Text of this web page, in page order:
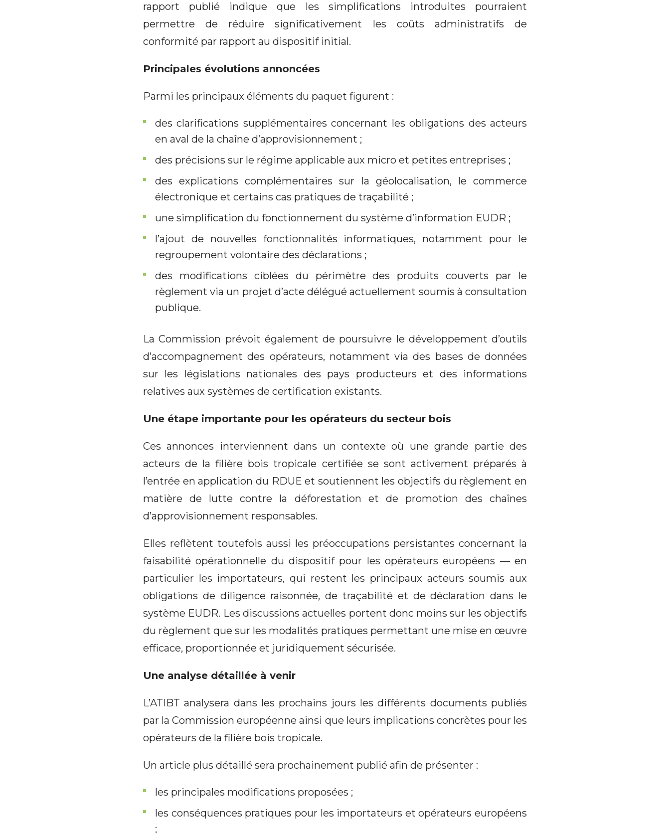
rapport publié indique que les simplifications introduites pourraient
permettre de réduire significativement les coûts administratifs de
conformité par rapport au dispositif initial.
Principales évolutions annoncées
Parmi les principaux éléments du paquet figurent :
des clarifications supplémentaires concernant les obligations des acteurs
en aval de la chaîne d’approvisionnement ;
des précisions sur le régime applicable aux micro et petites entreprises ;
des explications complémentaires sur la géolocalisation, le commerce
électronique et certains cas pratiques de traçabilité ;
une simplification du fonctionnement du système d’information EUDR ;
l’ajout de nouvelles fonctionnalités informatiques, notamment pour le
regroupement volontaire des déclarations ;
des modifications ciblées du périmètre des produits couverts par le
règlement via un projet d’acte délégué actuellement soumis à consultation
publique.
La Commission prévoit également de poursuivre le développement d’outils
d’accompagnement des opérateurs, notamment via des bases de données
sur les législations nationales des pays producteurs et des informations
relatives aux systèmes de certification existants.
Une étape importante pour les opérateurs du secteur bois
Ces annonces interviennent dans un contexte où une grande partie des
acteurs de la filière bois tropicale certifiée se sont activement préparés à
l’entrée en application du RDUE et soutiennent les objectifs du règlement en
matière de lutte contre la déforestation et de promotion des chaînes
d’approvisionnement responsables.
Elles reflètent toutefois aussi les préoccupations persistantes concernant la
faisabilité opérationnelle du dispositif pour les opérateurs européens — en
particulier les importateurs, qui restent les principaux acteurs soumis aux
obligations de diligence raisonnée, de traçabilité et de déclaration dans le
système EUDR. Les discussions actuelles portent donc moins sur les objectifs
du règlement que sur les modalités pratiques permettant une mise en œuvre
efficace, proportionnée et juridiquement sécurisée.
Une analyse détaillée à venir
L’ATIBT analysera dans les prochains jours les différents documents publiés
par la Commission européenne ainsi que leurs implications concrètes pour les
opérateurs de la filière bois tropicale.
Un article plus détaillé sera prochainement publié afin de présenter :
les principales modifications proposées ;
les conséquences pratiques pour les importateurs et opérateurs européens
;